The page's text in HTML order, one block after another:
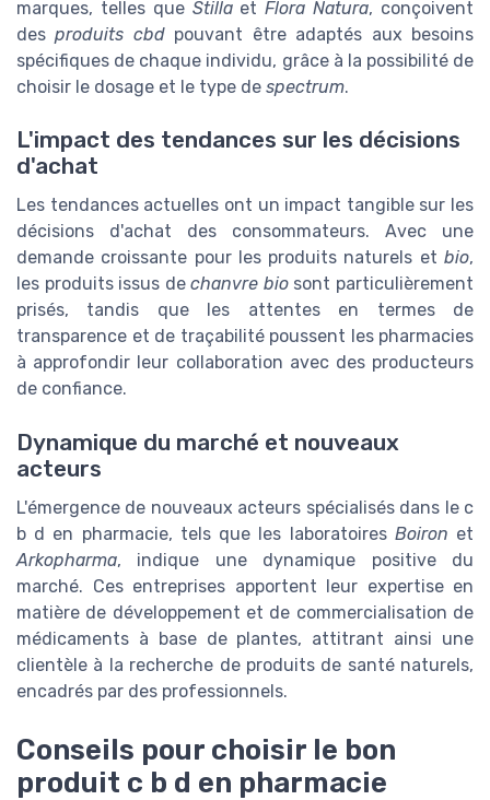
marques, telles que StillaetFlora Natura, conçoivent
desproduits cbdpouvant être adaptés aux besoins
spécifiques de chaque individu, grâce à la possibilité de
choisir le dosage et le type de spectrum.
L'impact des tendances sur les décisions
d'achat
Les tendances actuelles ont un impact tangible sur les
décisions d'achat des consommateurs. Avec une
demande croissante pour les produits naturels et bio,
les produits issus dechanvre biosont particulièrement
prisés, tandis que les attentes en termes de
transparence et de traçabilité poussent les pharmacies
à approfondir leur collaboration avec des producteurs
de confiance.
Dynamique du marché et nouveaux
acteurs
L'émergence de nouveaux acteurs spécialisés dans le c
b d en pharmacie, tels que les laboratoires Boiron et
Arkopharma, indique une dynamique positive du
marché. Ces entreprises apportent leur expertise en
matière de développement et de commercialisation de
médicaments à base de plantes, attitrant ainsi une
clientèle à la recherche de produits de santé naturels,
encadrés par des professionnels.
Conseils pour choisir le bon
produit c b d en pharmacie